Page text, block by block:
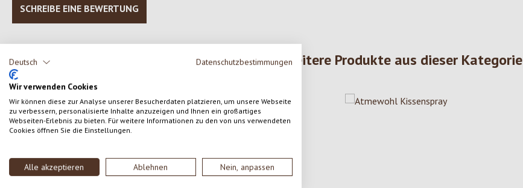
Deutsch Datenschutzbestimmungen
Wir verwenden Cookies
Wir können diese zur Analyse unserer Besucherdaten platzieren, um unsere Webseite
zu verbessern, personalisierte Inhalte anzuzeigen und Ihnen ein großartiges
Webseiten-Erlebnis zu bieten. Für weitere Informationen zu den von uns verwendeten
Cookies öffnen Sie die Einstellungen.
Alle akzeptieren Ablehnen Nein, anpassen
SCHREIBE EINE BEWERTUNG
Weitere Produkte aus dieser Kategorie
Produktgalerie überspringen